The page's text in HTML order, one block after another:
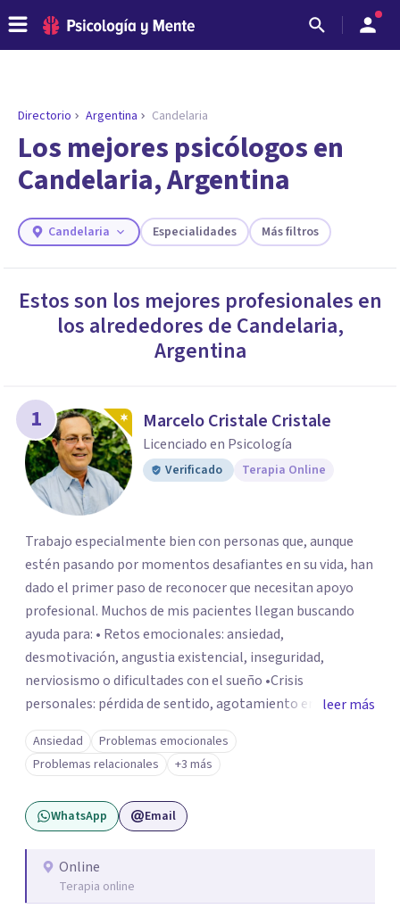
ENCONTRAR MI TERAPEUTA
¿Necesitas ayuda para encontrar el
psicólogo adecuado?
Responde a unas breves preguntas y te ofreceremos
necesidades.
Directorio Argentina Candelaria
Los mejores psicólogos en
Candelaria, Argentina
Candelaria Especialidades Más filtros
Estos son los mejores profesionales en
los alrededores de Candelaria,
Argentina
1 Marcelo Cristale Cristale
Licenciado en Psicología
Verificado Terapia Online
Trabajo especialmente bien con personas que, aunque
estén pasando por momentos desafiantes en su vida, han
dado el primer paso de reconocer que necesitan apoyo
profesional. Muchos de mis pacientes llegan buscando
ayuda para: • Retos emocionales: ansiedad,
desmotivación, angustia existencial, inseguridad,
nerviosismo o dificultades con el sueño •Crisis
personales: pérdida de sentido, agotamiento emocional
o dificultad para manejar transiciones vitales •Conflictos
relacionales: problemas de pareja, tensiones familiares,
desafíos laborales o dificultades en dinámicas sociales.
leer más
Ansiedad
Problemas emocionales
Problemas relacionales
+3 más
WhatsApp Email
Online
Terapia online